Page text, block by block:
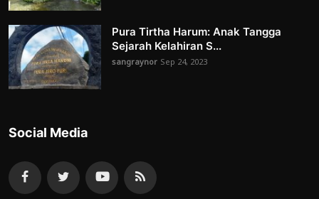
Pura Tirtha Harum: Anak Tangga
Sejarah Kelahiran S...
sangraynor Sep 24, 2023
Social Media